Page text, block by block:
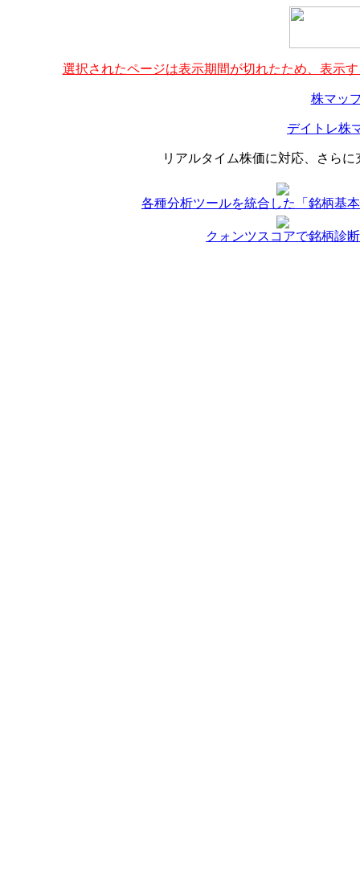
選択されたページは表示期間が切れたため、表示
株マッ
デイトレ株
リアルタイム株価に対応、さら
各種分析ツールを統合した「銘柄基
クォンツスコアで銘柄診断